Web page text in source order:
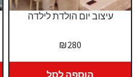
עיצוב יום הולדת לילדה
₪280